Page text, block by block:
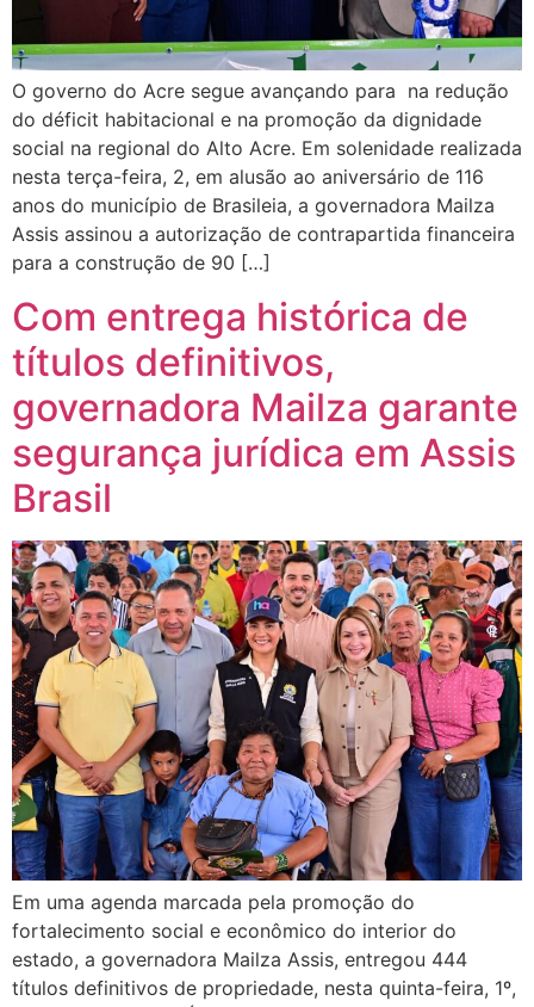
O governo do Acre segue avançando para na redução
do déficit habitacional e na promoção da dignidade
social na regional do Alto Acre. Em solenidade realizada
nesta terça-feira, 2, em alusão ao aniversário de 116
anos do município de Brasileia, a governadora Mailza
Assis assinou a autorização de contrapartida financeira
para a construção de 90 […]
Com entrega histórica de
títulos definitivos,
governadora Mailza garante
segurança jurídica em Assis
Brasil
Em uma agenda marcada pela promoção do
fortalecimento social e econômico do interior do
estado, a governadora Mailza Assis, entregou 444
títulos definitivos de propriedade, nesta quinta-feira, 1º,